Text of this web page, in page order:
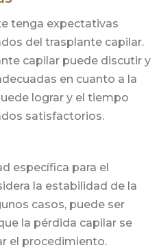
tenga expectativas
del trasplante capilar.
capilar puede discutir y
en cuanto a la
lograr y el tiempo
satisfactorios.
específica para el
la estabilidad de la
casos, puede ser
la pérdida capilar se
el procedimiento.